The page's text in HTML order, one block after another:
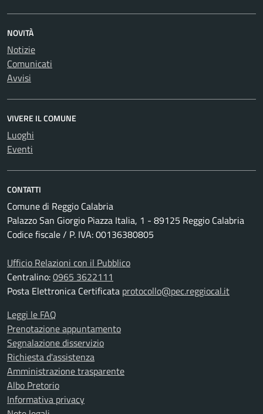
NOVITÀ
Notizie
Comunicati
Avvisi
VIVERE IL COMUNE
Luoghi
Eventi
CONTATTI
Comune di Reggio Calabria
Palazzo San Giorgio Piazza Italia, 1 - 89125 Reggio Calabria
Codice fiscale / P. IVA: 00136380805
Ufficio Relazioni con il Pubblico
Centralino:0965 3622111
Posta Elettronica Certificata protocollo@pec.reggiocal.it
Leggi le FAQ
Prenotazione appuntamento
Segnalazione disservizio
Richiesta d'assistenza
Amministrazione trasparente
Albo Pretorio
Informativa privacy